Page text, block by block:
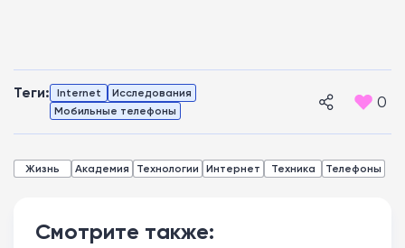
Теги: Internet
Исследования
Мобильные телефоны
0
Жизнь Академия Технологии Интернет Техника Телефоны
Смотрите также: